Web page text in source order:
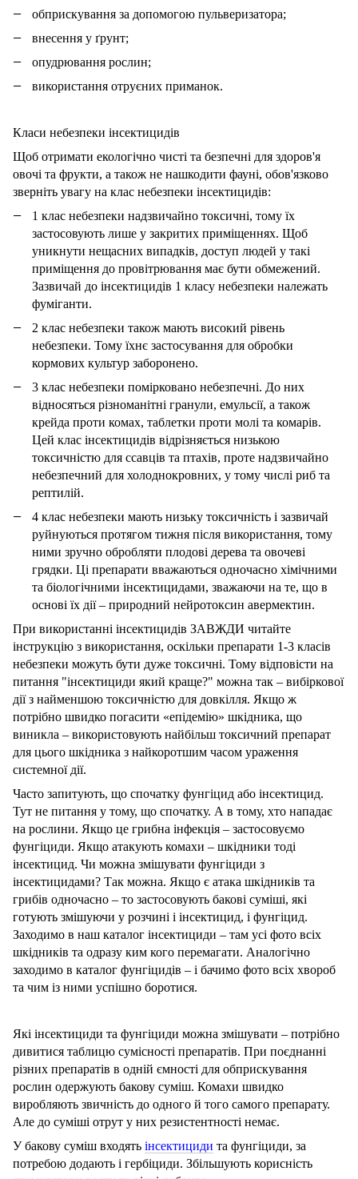
обприскування за допомогою пульверизатора;
внесення у ґрунт;
опудрювання рослин;
використання отруєних приманок.
Класи небезпеки інсектицидів
Щоб отримати екологічно чисті та безпечні для здоров'я
овочі та фрукти, а також не нашкодити фауні, обов'язково
зверніть увагу на клас небезпеки інсектицидів:
1 клас небезпеки надзвичайно токсичні, тому їх
застосовують лише у закритих приміщеннях. Щоб
уникнути нещасних випадків, доступ людей у ​​такі
приміщення до провітрювання має бути обмежений.
Зазвичай до інсектицидів 1 класу небезпеки належать
фуміганти.
2 клас небезпеки також мають високий рівень
небезпеки. Тому їхнє застосування для обробки
кормових культур заборонено.
3 клас небезпеки помірковано небезпечні. До них
відносяться різноманітні гранули, емульсії, а також
крейда проти комах, таблетки проти молі та комарів.
Цей клас інсектицидів відрізняється низькою
токсичністю для ссавців та птахів, проте надзвичайно
небезпечний для холоднокровних, у тому числі риб та
рептилій.
4 клас небезпеки мають низьку токсичність і зазвичай
руйнуються протягом тижня після використання, тому
ними зручно обробляти плодові дерева та овочеві
грядки. Ці препарати вважаються одночасно хімічними
та біологічними інсектицидами, зважаючи на те, що в
основі їх дії – природний нейротоксин авермектин.
При використанні інсектицидів ЗАВЖДИ читайте
інструкцію з використання, оскільки препарати 1-3 класів
небезпеки можуть бути дуже токсичні. Тому відповісти на
питання "інсектициди який краще?" можна так – вибіркової
дії з найменшою токсичністю для довкілля. Якщо ж
потрібно швидко погасити «епідемію» шкідника, що
виникла – використовують найбільш токсичний препарат
для цього шкідника з найкоротшим часом ураження
системної дії.
Часто запитують, що спочатку фунгіцид або інсектицид.
Тут не питання у тому, що спочатку. А в тому, хто нападає
на рослини. Якщо це грибна інфекція – застосовуємо
фунгіциди. Якщо атакують комахи – шкідники тоді
інсектицид. Чи можна змішувати фунгіциди з
інсектицидами? Так можна. Якщо є атака шкідників та
грибів одночасно – то застосовують бакові суміші, які
готують змішуючи у розчині і інсектицид, і фунгіцид.
Заходимо в наш каталог інсектициди – там усі фото всіх
шкідників та одразу ким кого перемагати. Аналогічно
заходимо в каталог фунгіцидів – і бачимо фото всіх хвороб
та чим із ними успішно боротися.
Які інсектициди та фунгіциди можна змішувати – потрібно
дивитися таблицю сумісності препаратів. При поєднанні
різних препаратів в одній ємності для обприскування
рослин одержують бакову суміш. Комахи швидко
виробляють звичність до одного й того самого препарату.
Але до суміші отрут у них резистентності немає.
У бакову суміш входять інсектициди та фунгіциди, за
потребою додають і гербіциди. Збільшують корисність